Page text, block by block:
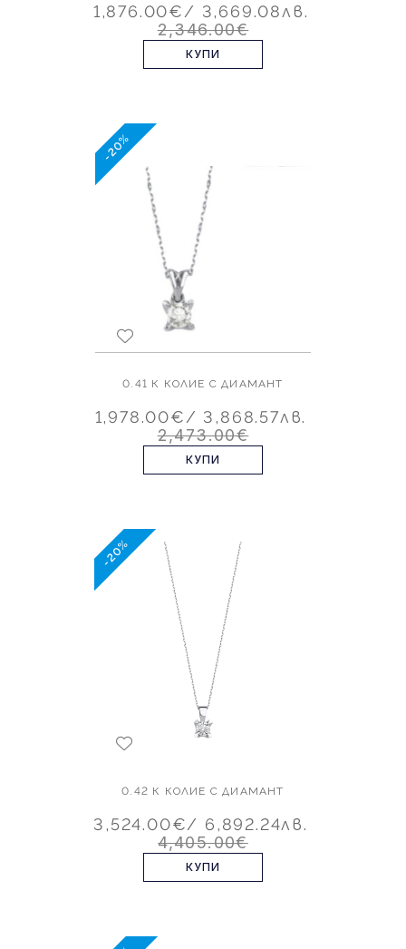
1,876.00€/ 3,669.08лв.
2,346.00€
КУПИ
-20%
0.41 К КОЛИЕ С ДИАМАНТ
1,978.00€/ 3,868.57лв.
2,473.00€
КУПИ
-20%
0.42 К КОЛИЕ С ДИАМАНТ
3,524.00€/ 6,892.24лв.
4,405.00€
КУПИ